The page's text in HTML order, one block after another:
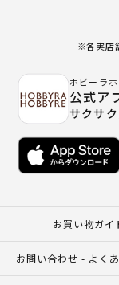
※各実店
ホビーラ
公式ア
サクサ
お買い物ガイ
お問い合わせ - よく